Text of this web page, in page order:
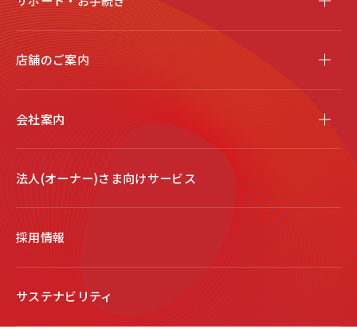
店舗のご案内
会社案内
法人(オーナー)さま向けサービス
採用情報
サステナビリティ